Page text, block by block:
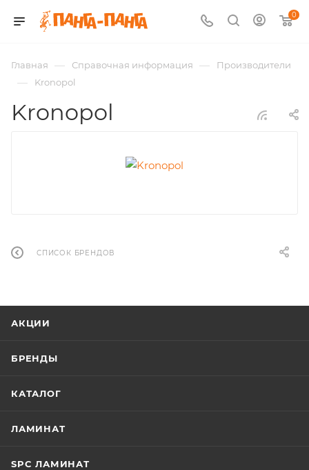
0
Главная — Справочная информация — Производители
— Kronopol
Kronopol
СПИСОК БРЕНДОВ
АКЦИИ
БРЕНДЫ
КАТАЛОГ
ЛАМИНАТ
SPC ЛАМИНАТ